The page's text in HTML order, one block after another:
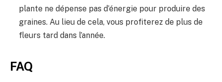
plante ne dépense pas d’énergie pour produire des
graines. Au lieu de cela, vous profiterez de plus de
fleurs tard dans l’année.
FAQ